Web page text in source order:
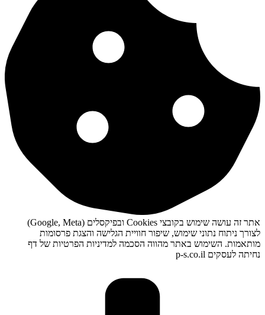
אתר זה עושה שימוש בקובצי Cookies ובפיקסלים (Google, Meta)
לצורך ניתוח נתוני שימוש, שיפור חוויית הגלישה והצגת פרסומות
מותאמות. השימוש באתר מהווה הסכמה למדיניות הפרטיות של דף
נחיתה לעסקים p-s.co.il